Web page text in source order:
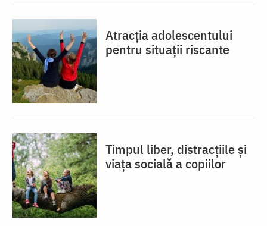
Atracția adolescentului
pentru situații riscante
Timpul liber, distracțiile și
viața socială a copiilor